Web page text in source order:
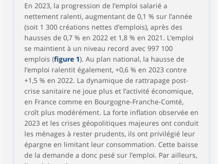
En 2023, la progression de l’emploi salarié a
nettement ralenti, augmentant de 0,1 % sur l’année
(soit 1 300 créations nettes d’emplois), après des
hausses de 0,7 % en 2022 et 1,8 % en 2021. L’emploi
se maintient à un niveau record avec 997 100
emplois (figure 1). Au plan national, la hausse de
l’emploi ralentit également, +0,6 % en 2023 contre
+1,5 % en 2022. La dynamique de rattrapage post-
crise sanitaire ne joue plus et l’activité économique,
en France comme en Bourgogne-Franche-Comté,
croît plus modérément. La forte inflation observée en
2023 et les crises géopolitiques majeures ont conduit
les ménages à rester prudents, ils ont privilégié leur
épargne en limitant leur consommation. Cette baisse
de la demande a donc pesé sur l’emploi. Par ailleurs,